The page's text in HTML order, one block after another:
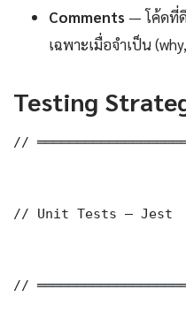
Comments — โค้ดที่
เฉพาะเมื่อจำเป็น
Testing
//
// Unit Tests — Jest
//